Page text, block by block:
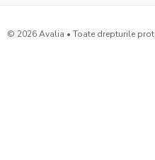
© 2026 Avalia • Toate drepturile